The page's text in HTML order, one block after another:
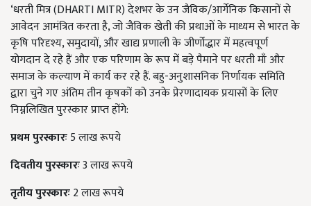
‘धरती मित्र (DHARTI MITR) देशभर के उन जैविक/आर्गेनिक किसानों से
आवेदन आमंत्रित करता है, जो जैविक खेती की प्रथाओं के माध्यम से भारत के
कृषि परिदृश्य, समुदायों, और खाद्य प्रणाली के जीर्णोद्धार में महत्वपूर्ण
योगदान दे रहे हैं और एक परिणाम के रूप में बड़े पैमाने पर धरती माँ और
समाज के कल्याण में कार्य कर रहे हैं. बहु-अनुशासनिक निर्णायक समिति
द्वारा चुने गए अंतिम तीन कृषकों को उनके प्रेरणादायक प्रयासों के लिए
निम्नलिखित पुरस्कार प्राप्त होंगे:
प्रथम पुरस्कारः5 लाख रूपये
दिवतीयपुरस्कारः3 लाख रूपये
तृतीय पुरस्कारः2 लाख रूपये